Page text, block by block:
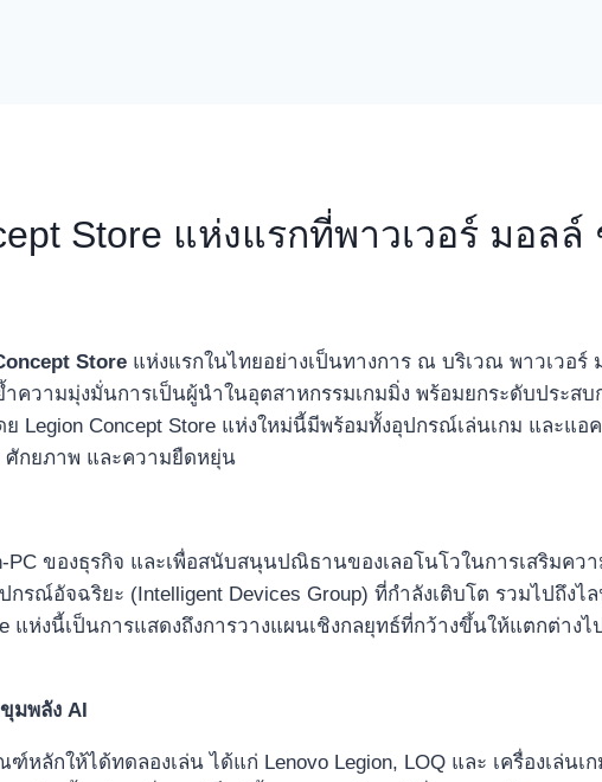
Store แห่งแรกที่พาวเวอร์ มอล
Store แห่งแรกในไทยอย่างเป็นทางการ ณ บริเวณ พาวเวอ
ความมุ่งมั่นการเป็นผู้นำในอุตสาหกรรมเกมมิ่ง พร้อมยกระดับประส
Legion Concept Store แห่งใหม่นี้มีพร้อมทั้งอุปกรณ์เล่นเกม และแ
ศักยภาพ และความยืดหยุ่น
ของธุรกิจ และเพื่อสนับสนุนปณิธานของเลอโนโวในการเสริมค
รณ์อัจฉริยะ (Intelligent Devices Group) ที่กำลังเติบโต รวมไปถึง
แห่งนี้เป็นการแสดงถึงการวางแผนเชิงกลยุทธ์ที่กว้างขึ้นให้แตกต่าง
มพลัง AI
หลักให้ได้ทดลองเล่น ได้แก่ Lenovo Legion, LOQ และ เครื่องเล่น